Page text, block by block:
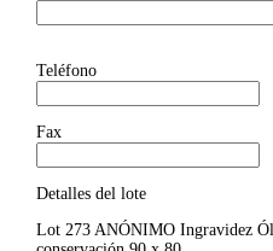
Teléfono
Fax
Detalles del lote
Lot 273 ANÓNIMO Ingravidez